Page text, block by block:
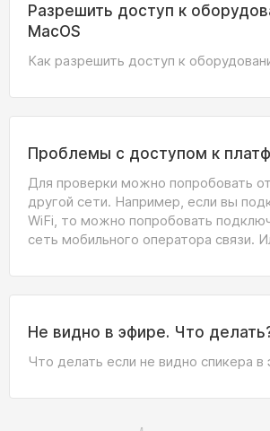
Разрешить доступ к
MacOS
Как разрешить доступ к
Проблемы с доступом к
Для проверки можно попробовать
другой сети. Например, если вы
WiFi, то можно попробовать
сеть мобильного оператора связи.
Не видно в эфире. Что
Что делать если не видно спикера в